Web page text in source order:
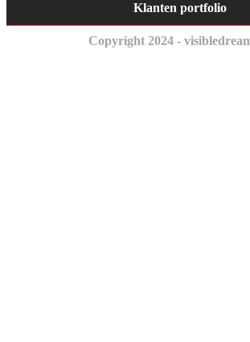
Klanten portfolio
Copyright 2024 -